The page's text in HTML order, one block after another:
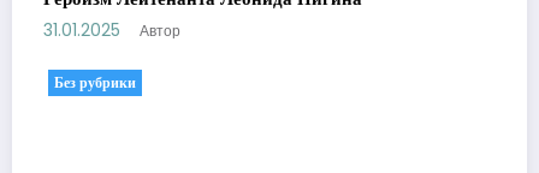
31.01.2025 Автор
Без рубрики